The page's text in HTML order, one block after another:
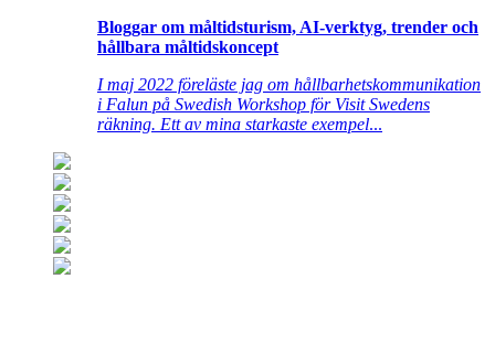
Bloggar om måltidsturism, AI-verktyg, trender och
hållbara måltidskoncept
I maj 2022 föreläste jag om hållbarhetskommunikation
i Falun på Swedish Workshop för Visit Swedens
räkning. Ett av mina starkaste exempel...